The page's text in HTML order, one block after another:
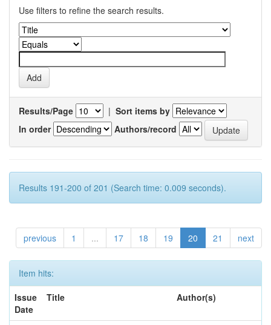
Use filters to refine the search results.
Results/Page | Sort items by
In order
Authors/record
Results 191-200 of 201 (Search time: 0.009 seconds).
previous 1 ... 17 18 19 20 21 next
Item hits:
Issue
Date
Title Author(s)